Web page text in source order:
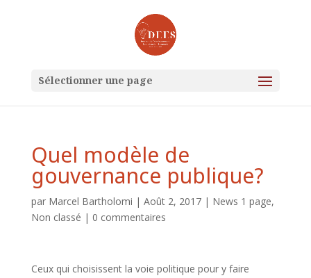
Sélectionner une page
Quel modèle de
gouvernance publique?
par Marcel Bartholomi | Août 2, 2017| News 1 page,
Non classé | 0 commentaires
Ceux qui choisissent la voie politique pour y faire